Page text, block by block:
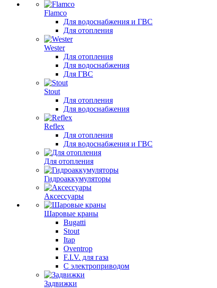
Flamco
Для водоснабжения и ГВС
Для отопления
Wester
Для отопления
Для водоснабжения
Для ГВС
Stout
Для отопления
Для водоснабжения
Reflex
Для отопления
Для водоснабжения и ГВС
Для отопления
Гидроаккумуляторы
Аксессуары
Шаровые краны
Bugatti
Stout
Itap
Oventrop
F.I.V. для газа
С электроприводом
Задвижки